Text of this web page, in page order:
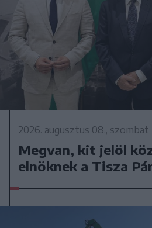
2026. augusztus 08., szombat
Megvan, kit jelöl
elnöknek a Tisza